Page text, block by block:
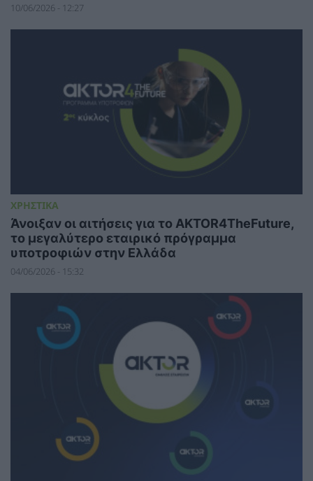
10/06/2026 - 12:27
ΧΡΗΣΤΙΚΑ
Άνοιξαν οι αιτήσεις για το AKTOR4TheFuture,
το μεγαλύτερο εταιρικό πρόγραμμα
υποτροφιών στην Ελλάδα
04/06/2026 - 15:32